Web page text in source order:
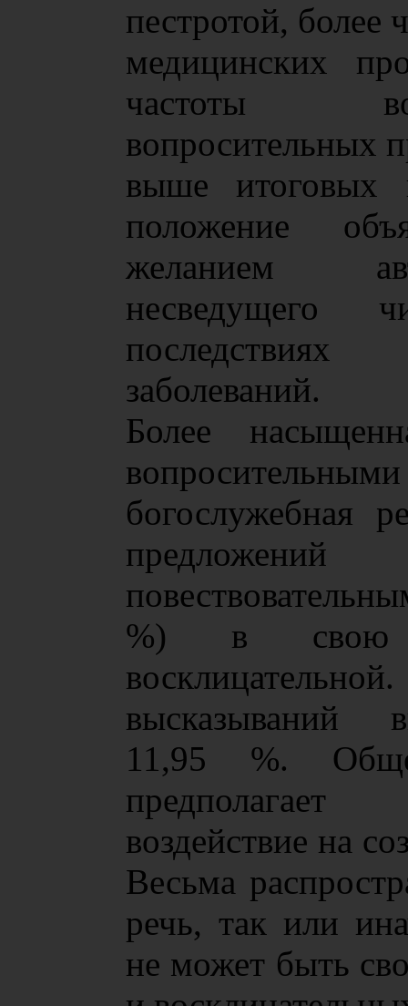
пестротой, более
медицинских
частоты
вопросительных
выше итоговых
положение
желанием
несведущего
последствиях
заболеваний.
Более
богослужебная
%) в свою
высказываний
11,95 %.
воздействие на
Весьма
речь, так или
не может быть